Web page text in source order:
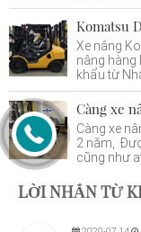
Komatsu
Xe nâng
nâng hàng
khẩu từ
Càng xe
Càng xe
2 năm,
cũng như
LỜI NHẮN TỪ